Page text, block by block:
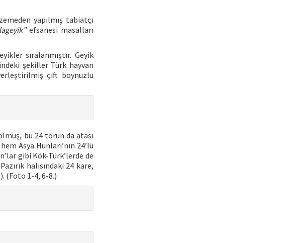
yapılmış tabiatçı
efsanesi masalları
sıralanmıştır. Geyik
şekiller Türk hayvan
çift boynuzlu
bu 24 torun da atası
Asya Hunları’nın 24’lü
gibi Kök-Türk’lerde de
halısındaki 24 kare,
(Foto 1-4, 6-8.)